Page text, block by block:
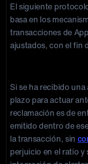
El siguiente
basa en los
transacciones de
ajustados, con el fin
Si se ha recibido
plazo para actuar
reclamación es de
emitido dentro de
la transacción, sin
perjuicio en el ratio